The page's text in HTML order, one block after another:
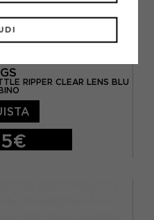
RIPPER CLEAR LENS BLU